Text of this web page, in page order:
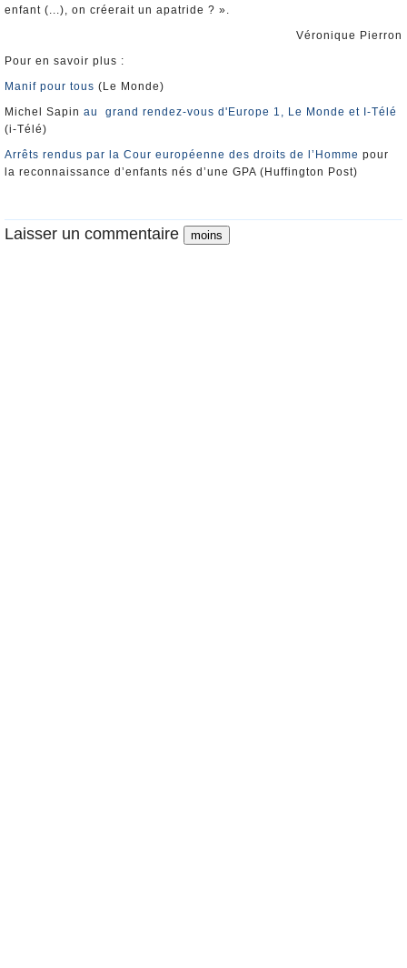
enfant (...), on créerait un apatride ? ».
Véronique Pierron
Pour en savoir plus :
Manif pour tous (Le Monde)
Michel Sapin au grand rendez-vous d'Europe 1, Le Monde et I-Télé
(i-Télé)
Arrêts rendus par la Cour européenne des droits de l’Homme pour
la reconnaissance d’enfants nés d’une GPA (Huffington Post)
Laisser un commentaire